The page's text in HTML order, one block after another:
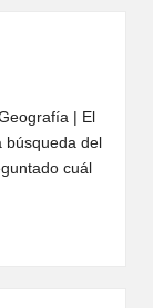
| El
del
cuál